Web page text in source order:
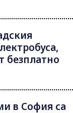
безплатно
в София са